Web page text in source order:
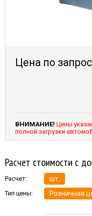
Цена по
ВНИМАНИЕ! Цены
полной загрузки
Расчет стоимости с
Расчет: шт.
Тип цены: Розничная